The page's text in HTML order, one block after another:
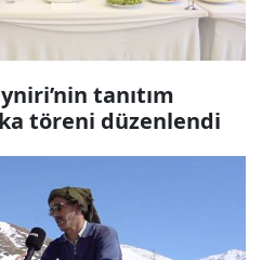
tanıtım
töreni düzenlendi